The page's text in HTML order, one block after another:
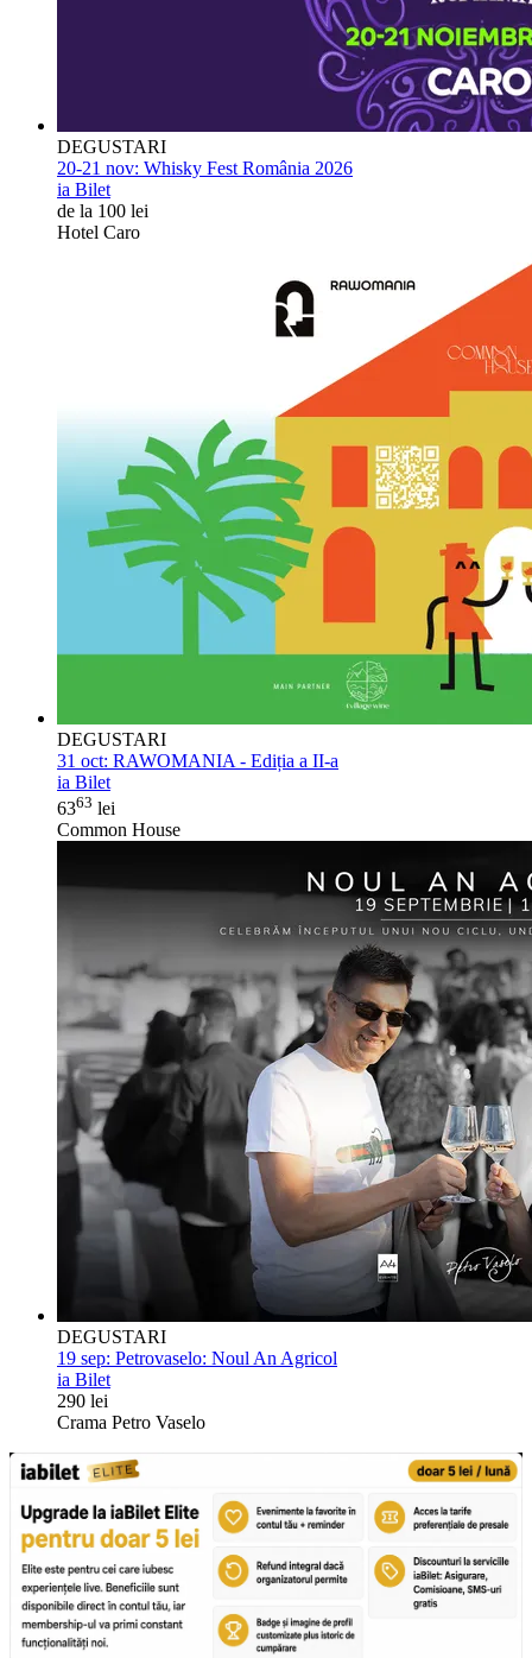
DEGUSTARI
20-21 nov: Whisky Fest România 2026
ia Bilet
de la 100 lei
Hotel Caro
DEGUSTARI
31 oct: RAWOMANIA - Ediția a II-a
ia Bilet
6363 lei
Common House
DEGUSTARI
19 sep: Petrovaselo: Noul An Agricol
ia Bilet
290 lei
Crama Petro Vaselo